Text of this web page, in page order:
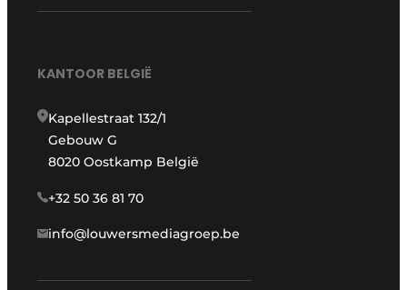
KANTOOR BELGIË
Kapellestraat 132/1
Gebouw G
8020 Oostkamp België
+32 50 36 81 70
info@louwersmediagroep.be